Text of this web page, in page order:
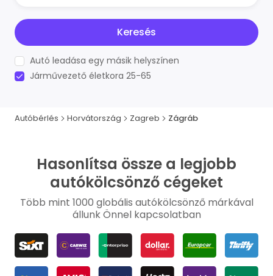
Keresés
Autó leadása egy másik helyszínen
Járművezető életkora 25-65
Autóbérlés Horvátország Zagreb Zágráb
Hasonlítsa össze a legjobb
autókölcsönző cégeket
Több mint 1000 globális autókölcsönző márkával
állunk Önnel kapcsolatban